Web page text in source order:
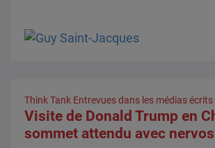
Think Tank Entrevues dans les médias écrits
Visite de Donald Trump en
sommet attendu avec